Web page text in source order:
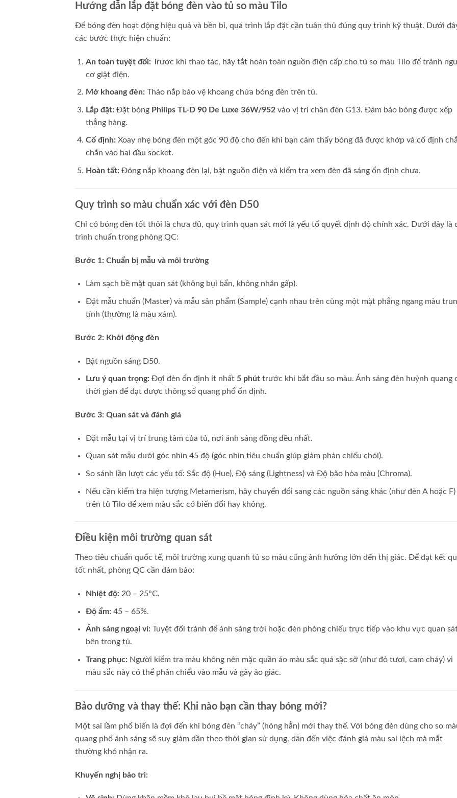
Hướng dẫn lắp đặt bóng đèn vào tủ so màu Tilo
Để bóng đèn hoạt động hiệu quả và bền bỉ, quá trình lắp đặt cần tuân thủ đúng quy trình kỹ thuật. Dưới
các bước thực hiện chuẩn:
An toàn tuyệt đối:Trước khi thao tác, hãy tắt hoàn toàn nguồn điện cấp cho tủ so màu Tilo để tránh
cơ giật điện.
Mở khoang đèn:Tháo nắp bảo vệ khoang chứa bóng đèn trên tủ.
Lắp đặt:Đặt bóng Philips TL-D 90 De Luxe 36W/952vào vị trí chân đèn G13. Đảm bảo bóng được xếp
thẳng hàng.
Cố định:Xoay nhẹ bóng đèn một góc 90 độ cho đến khi bạn cảm thấy bóng đã được khớp và cố định
chắn vào hai đầu socket.
Hoàn tất:Đóng nắp khoang đèn lại, bật nguồn điện và kiểm tra xem đèn đã sáng ổn định chưa.
Quy trình so màu chuẩn xác với đèn D50
Chỉ có bóng đèn tốt thôi là chưa đủ, quy trình quan sát mới là yếu tố quyết định độ chính xác. Dưới đây là
trình chuẩn trong phòng QC:
Bước 1: Chuẩn bị mẫu và môi trường
Làm sạch bề mặt quan sát (không bụi bẩn, không nhăn gấp).
Đặt mẫu chuẩn (Master) và mẫu sản phẩm (Sample) cạnh nhau trên cùng một mặt phẳng ngang màu
tính (thường là màu xám).
Bước 2: Khởi động đèn
Bật nguồn sáng D50.
Lưu ý quan trọng:Đợi đèn ổn định ít nhất 5 phúttrước khi bắt đầu so màu. Ánh sáng đèn huỳnh quang
thời gian để đạt được thông số quang phổ ổn định.
Bước 3: Quan sát và đánh giá
Đặt mẫu tại vị trí trung tâm của tủ, nơi ánh sáng đồng đều nhất.
Quan sát mẫu dưới góc nhìn 45 độ (góc nhìn tiêu chuẩn giúp giảm phản chiếu chói).
So sánh lần lượt các yếu tố: Sắc độ (Hue), Độ sáng (Lightness) và Độ bão hòa màu (Chroma).
Nếu cần kiểm tra hiện tượng Metamerism, hãy chuyển đổi sang các nguồn sáng khác (như đèn A hoặc F)
trên tủ Tilo để xem màu sắc có biến đổi hay không.
Điều kiện môi trường quan sát
Theo tiêu chuẩn quốc tế, môi trường xung quanh tủ so màu cũng ảnh hưởng lớn đến thị giác. Để đạt kết
tốt nhất, phòng QC cần đảm bảo:
Nhiệt độ:20 – 25°C.
Độ ẩm:45 – 65%.
Ánh sáng ngoại vi:Tuyệt đối tránh để ánh sáng trời hoặc đèn phòng chiếu trực tiếp vào khu vực quan
bên trong tủ.
Trang phục:Người kiểm tra màu không nên mặc quần áo màu sắc quá sặc sỡ (như đỏ tươi, cam cháy) vì
màu sắc này có thể phản chiếu vào mẫu và gây ảo giác.
Bảo dưỡng và thay thế: Khi nào bạn cần thay bóng mới?
Một sai lầm phổ biến là đợi đến khi bóng đèn “cháy” (hỏng hẳn) mới thay thế. Với bóng đèn dùng cho so
quang phổ ánh sáng sẽ suy giảm dần theo thời gian sử dụng, dẫn đến việc đánh giá màu sai lệch mà mắt
thường khó nhận ra.
Khuyến nghị bảo trì: